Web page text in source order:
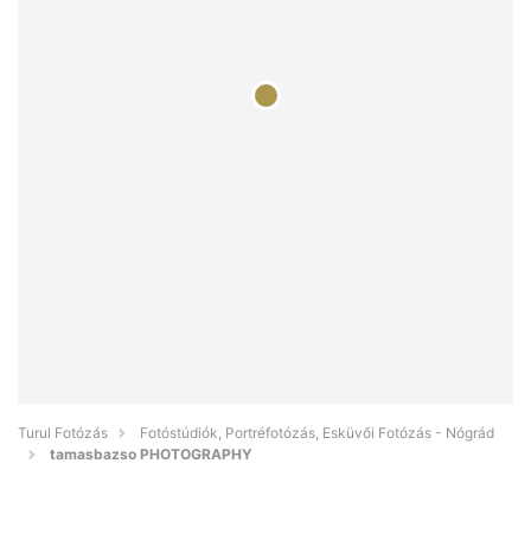
Turul Fotózás
Fotóstúdiók, Portréfotózás, Esküvői Fotózás - Nógrád
tamasbazso PHOTOGRAPHY